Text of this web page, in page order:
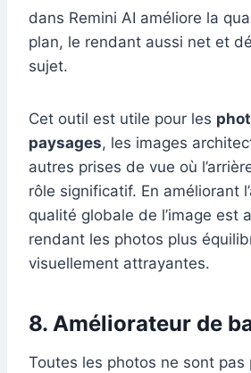
dans Remini AI améliore la
plan, le rendant aussi net et
sujet.
Cet outil est utile pour les
paysages, les images
autres prises de vue où
rôle significatif. En améliorant
qualité globale de l’image est
rendant les photos plus
visuellement attrayantes.
8. Améliorateur de
Toutes les photos ne sont pas